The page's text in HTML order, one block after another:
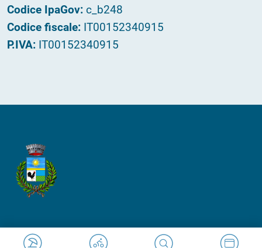
Codice IpaGov: c_b248
Codice fiscale: IT00152340915
P.IVA: IT00152340915
Made inKumbe with passion